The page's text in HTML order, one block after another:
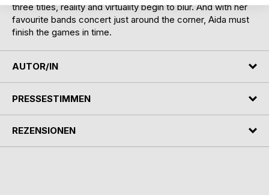
three titles, reality and virtuality begin to blur. And with her
favourite bands concert just around the corner, Aida must
finish the games in time.
AUTOR/IN
PRESSESTIMMEN
REZENSIONEN